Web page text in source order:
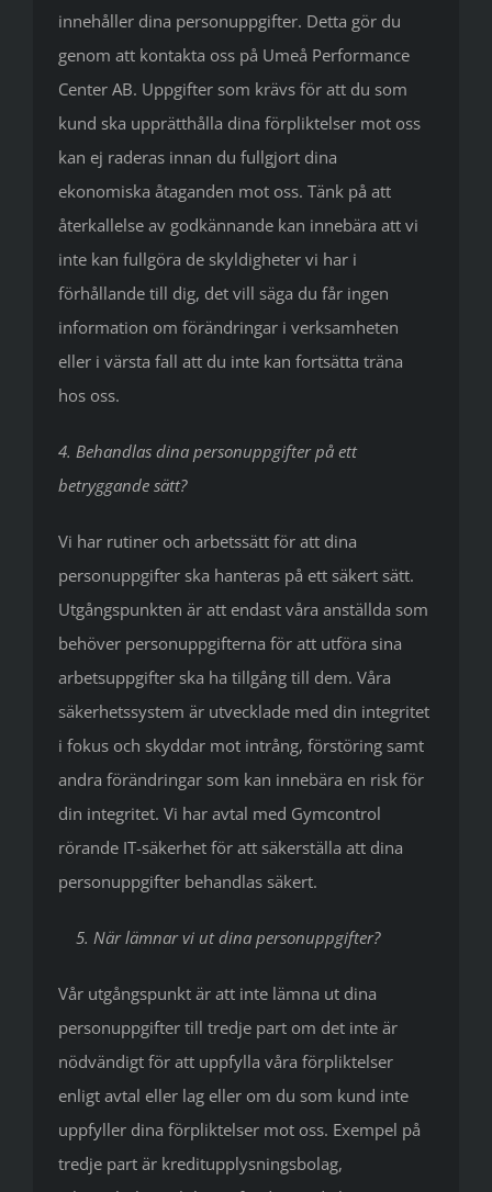
innehåller dina personuppgifter. Detta gör du
genom att kontakta oss på Umeå Performance
Center AB. Uppgifter som krävs för att du som
kund ska upprätthålla dina förpliktelser mot oss
kan ej raderas innan du fullgjort dina
ekonomiska åtaganden mot oss. Tänk på att
återkallelse av godkännande kan innebära att vi
inte kan fullgöra de skyldigheter vi har i
förhållande till dig, det vill säga du får ingen
information om förändringar i verksamheten
eller i värsta fall att du inte kan fortsätta träna
hos oss.
4. Behandlas dina personuppgifter på ett
betryggande sätt?
Vi har rutiner och arbetssätt för att dina
personuppgifter ska hanteras på ett säkert sätt.
Utgångspunkten är att endast våra anställda som
behöver personuppgifterna för att utföra sina
arbetsuppgifter ska ha tillgång till dem. Våra
säkerhetssystem är utvecklade med din integritet
i fokus och skyddar mot intrång, förstöring samt
andra förändringar som kan innebära en risk för
din integritet. Vi har avtal med Gymcontrol
rörande IT-säkerhet för att säkerställa att dina
personuppgifter behandlas säkert.
5. När lämnar vi ut dina personuppgifter?
Vår utgångspunkt är att inte lämna ut dina
personuppgifter till tredje part om det inte är
nödvändigt för att uppfylla våra förpliktelser
enligt avtal eller lag eller om du som kund inte
uppfyller dina förpliktelser mot oss. Exempel på
tredje part är kreditupplysningsbolag,